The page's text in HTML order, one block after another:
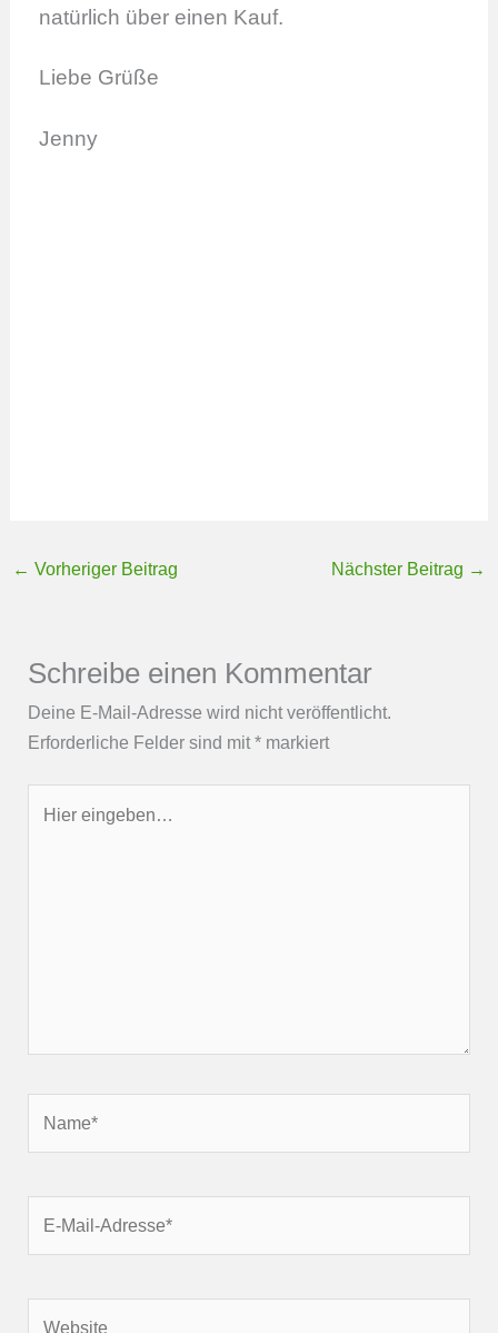
natürlich über einen Kauf.
Liebe Grüße
Jenny
← Vorheriger Beitrag Nächster Beitrag →
Schreibe einen Kommentar
Deine E-Mail-Adresse wird nicht veröffentlicht.
Erforderliche Felder sind mit* markiert
eingeben…